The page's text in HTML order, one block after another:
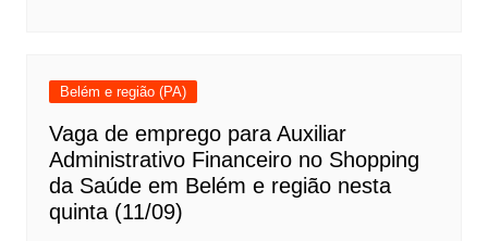
Belém e região (PA)
Vaga de emprego para Auxiliar
Administrativo Financeiro no Shopping
da Saúde em Belém e região nesta
quinta (11/09)